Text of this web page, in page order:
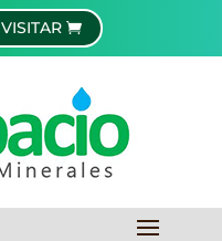
VISITAR